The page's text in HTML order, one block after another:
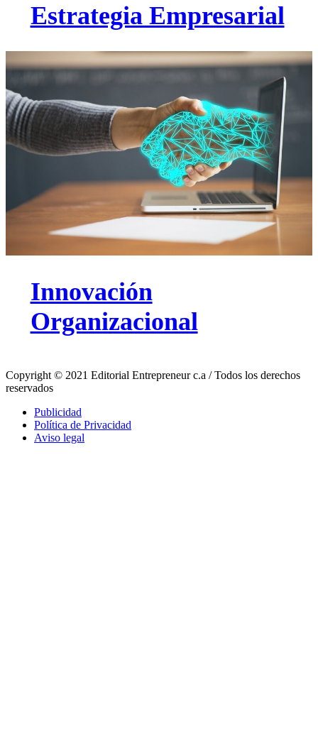
Estrategia Empresarial
Innovación
Organizacional
Copyright © 2021 Editorial Entrepreneur c.a / Todos los derechos
reservados
Publicidad
Política de Privacidad
Aviso legal